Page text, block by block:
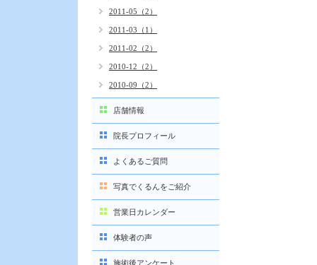
2011-05（2）
2011-03（1）
2011-02（2）
2010-12（2）
2010-09（2）
店舗情報
院長プロフィール
よくあるご質問
写真でくるんをご紹介
営業日カレンダー
体験者の声
施術後アンケート